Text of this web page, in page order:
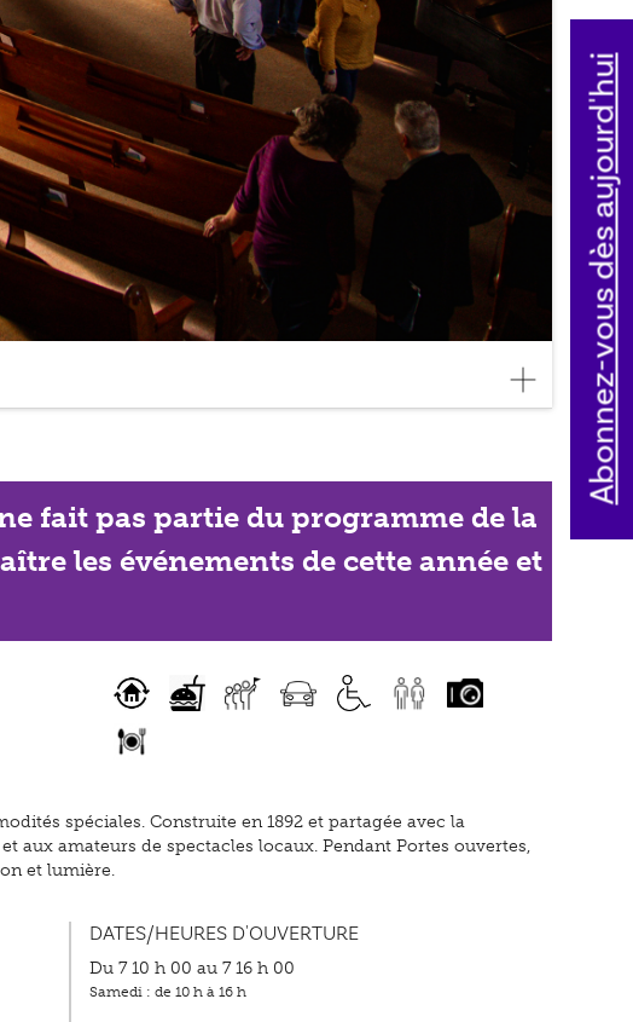
fait pas partie du programme de la
les événements de cette année et
spéciales. Construite en 1892 et partagée avec la
aux amateurs de spectacles locaux. Pendant Portes ouvertes,
et lumière.
DATES/HEURES D'OUVERTURE
Du 7 10 h 00 au 7 16 h 00
Samedi : de 10 h à 16 h
Abonnez-vous dès aujourd'hui